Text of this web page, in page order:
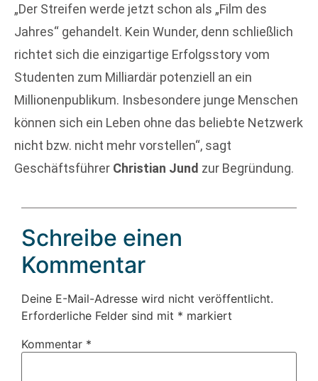
„Der Streifen werde jetzt schon als „Film des
Jahres“ gehandelt. Kein Wunder, denn schließlich
richtet sich die einzigartige Erfolgsstory vom
Studenten zum Milliardär potenziell an ein
Millionenpublikum. Insbesondere junge Menschen
können sich ein Leben ohne das beliebte Netzwerk
nicht bzw. nicht mehr vorstellen“, sagt
Geschäftsführer Christian Jund zur Begründung.
Schreibe einen
Kommentar
Deine E-Mail-Adresse wird nicht veröffentlicht.
Erforderliche Felder sind mit * markiert
Kommentar *